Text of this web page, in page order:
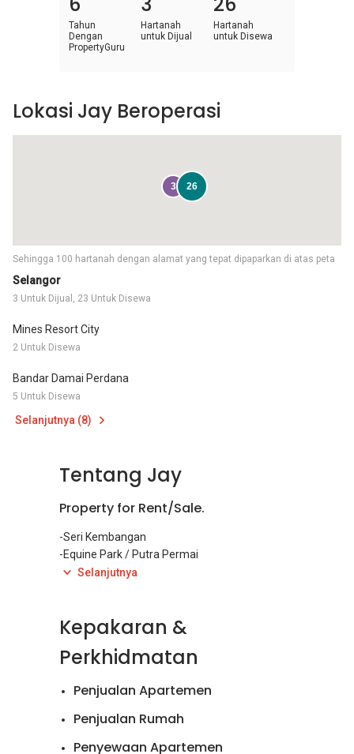
Tahun
Dengan
PropertyGuru
Hartanah
untuk Dijual
Hartanah
untuk Disewa
Selangor
3 Untuk Dijual, 23 Untuk Disewa
Mines Resort City
2 Untuk Disewa
Bandar Damai Perdana
5 Untuk Disewa
Selanjutnya (8)
Sehingga 100 hartanah dengan alamat yang tepat dipaparkan di atas peta
3 26
Lokasi Jay Beroperasi
Tentang Jay
Property for Rent/Sale.
-Seri Kembangan
-Equine Park / Putra Permai
-Kajang
Selanjutnya
Kepakaran &
Perkhidmatan
Penjualan Apartemen
Penjualan Rumah
Penyewaan Apartemen